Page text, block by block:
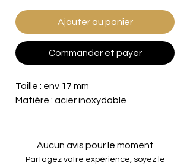
Ajouter au panier
Commander et payer
Taille : env 17 mm
Matière : acier inoxydable
Aucun avis pour le moment
Partagez votre expérience, soyez le